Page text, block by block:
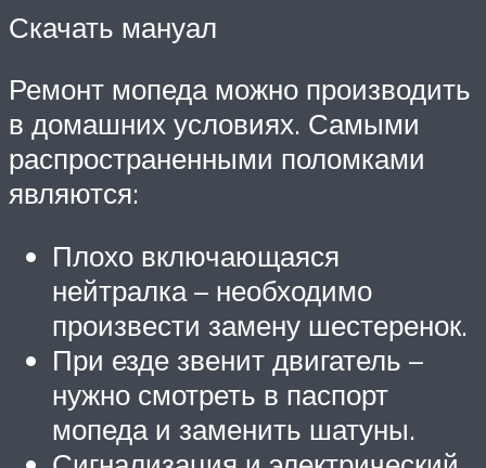
Скачать мануал
Ремонт мопеда можно производить
в домашних условиях. Самыми
распространенными поломками
являются:
Плохо включающаяся
нейтралка – необходимо
произвести замену шестеренок.
При езде звенит двигатель –
нужно смотреть в паспорт
мопеда и заменить шатуны.